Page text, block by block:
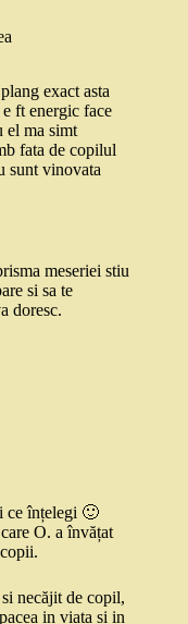
exact asta
ft energic face
el ma simt
fata de copilul
sunt vinovata
meseriei stiu
si sa te
doresc.
ce înțelegi 🙂
O. a învățat
necăjit de copil,
in viața si in